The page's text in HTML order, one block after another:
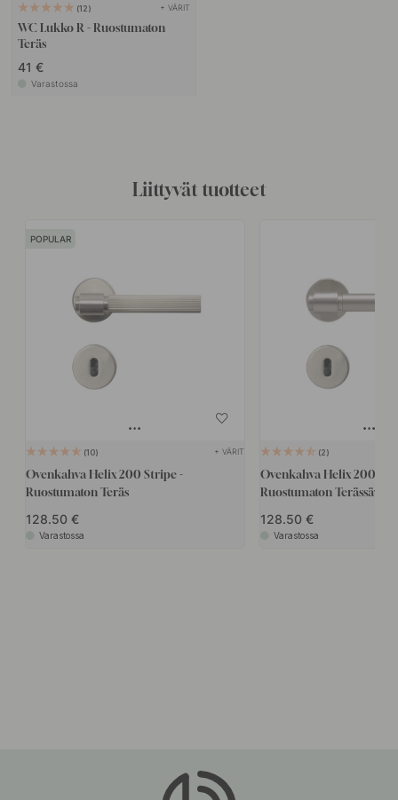
12 + VÄRIT
WC Lukko R - Ruostumaton
Teräs
41 €
Varastossa
Liittyvät tuotteet
POPULAR
10 + VÄRIT
Ovenkahva Helix 200 Stripe -
Ruostumaton Teräs
128.50
Varastossa
2
Ovenkahva Helix 200
Ruostumaton Terässävy
128.50
Varastossa